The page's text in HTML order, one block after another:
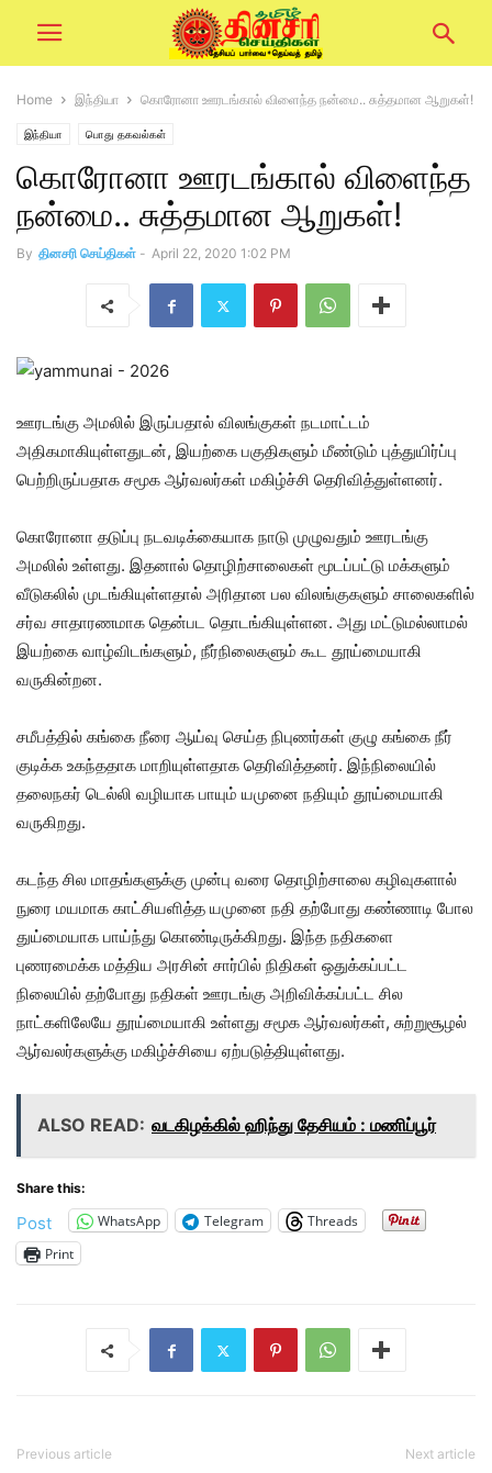
Home இந்தியா கொரோனா ஊரடங்கால் விளைந்த நன்மை.. சுத்தமான ஆறுகள்!
இந்தியா பொது தகவல்கள்
கொரோனா ஊரடங்கால் விளைந்த
நன்மை.. சுத்தமான ஆறுகள்!
By தினசரி செய்திகள் - April 22, 2020 1:02 PM
ஊரடங்கு அமலில் இருப்பதால் விலங்குகள் நடமாட்டம்
அதிகமாகியுள்ளதுடன், இயற்கை பகுதிகளும் மீண்டும் புத்துயிர்ப்பு
பெற்றிருப்பதாக சமூக ஆர்வலர்கள் மகிழ்ச்சி தெரிவித்துள்ளனர்.
கொரோனா தடுப்பு நடவடிக்கையாக நாடு முழுவதும் ஊரடங்கு
அமலில் உள்ளது. இதனால் தொழிற்சாலைகள் மூடப்பட்டு மக்களும்
வீடுகலில் முடங்கியுள்ளதால் அரிதான பல விலங்குகளும் சாலைகளில்
சர்வ சாதாரணமாக தென்பட தொடங்கியுள்ளன. அது மட்டுமல்லாமல்
இயற்கை வாழ்விடங்களும், நீர்நிலைகளும் கூட தூய்மையாகி
வருகின்றன.
சமீபத்தில் கங்கை நீரை ஆய்வு செய்த நிபுணர்கள் குழு கங்கை நீர்
குடிக்க உகந்ததாக மாறியுள்ளதாக தெரிவித்தனர். இந்நிலையில்
தலைநகர் டெல்லி வழியாக பாயும் யமுனை நதியும் தூய்மையாகி
வருகிறது.
கடந்த சில மாதங்களுக்கு முன்பு வரை தொழிற்சாலை கழிவுகளால்
நுரை மயமாக காட்சியளித்த யமுனை நதி தற்போது கண்ணாடி போல
துய்மையாக பாய்ந்து கொண்டிருக்கிறது. இந்த நதிகளை
புணரமைக்க மத்திய அரசின் சார்பில் நிதிகள் ஒதுக்கப்பட்ட
நிலையில் தற்போது நதிகள் ஊரடங்கு அறிவிக்கப்பட்ட சில
நாட்களிலேயே தூய்மையாகி உள்ளது சமூக ஆர்வலர்கள், சுற்றுசூழல்
ஆர்வலர்களுக்கு மகிழ்ச்சியை ஏற்படுத்தியுள்ளது.
ALSO READ: வடகிழக்கில் ஹிந்து தேசியம் : மணிப்பூர்
Share this:
Post WhatsApp Telegram
Threads
Print
Previous article Next article